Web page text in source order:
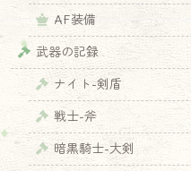
AF装備
武器の記録
ナイト-剣盾
戦士-斧
暗黒騎士-大剣